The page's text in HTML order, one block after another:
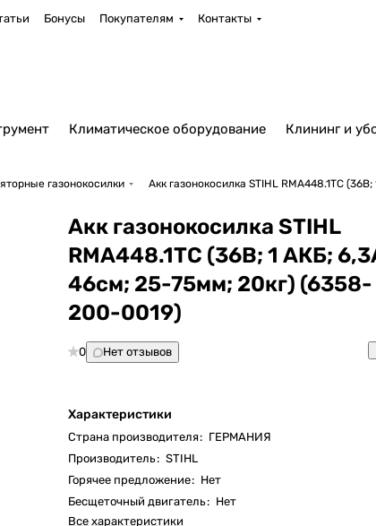
Бонусы Покупателям Контакты
Климатическое оборудование Клининг и
газонокосилки Акк газонокосилка STIHL RMA448.1TC
Акк газонокосилка STIHL
RMA448.1TC (36В; 1 АКБ;
46cм; 25-75мм; 20кг) (6358-
200-0019)
0 Нет отзывов
Характеристики
Страна производителя: ГЕРМАНИЯ
Производитель: STIHL
Горячее предложение: Нет
Бесщеточный двигатель: Нет
Все характеристики